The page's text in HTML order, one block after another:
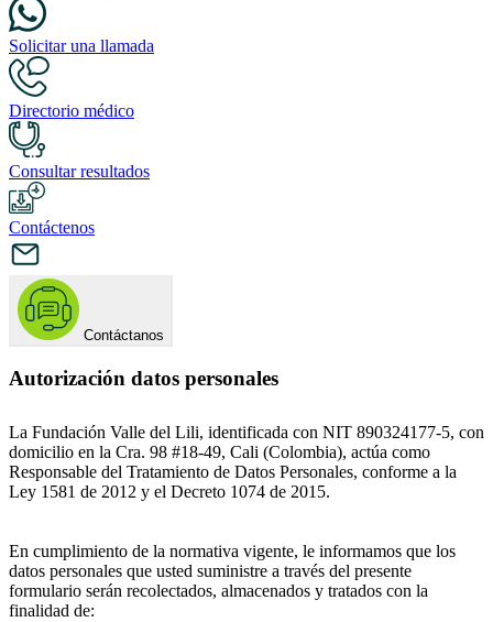
Solicitar una llamada
Directorio médico
Consultar resultados
Contáctenos
Contáctanos
Autorización datos personales
La Fundación Valle del Lili, identificada con NIT 890324177-5, con
domicilio en la Cra. 98 #18-49, Cali (Colombia), actúa como
Responsable del Tratamiento de Datos Personales, conforme a la
Ley 1581 de 2012 y el Decreto 1074 de 2015.
En cumplimiento de la normativa vigente, le informamos que los
datos personales que usted suministre a través del presente
formulario serán recolectados, almacenados y tratados con la
finalidad de: